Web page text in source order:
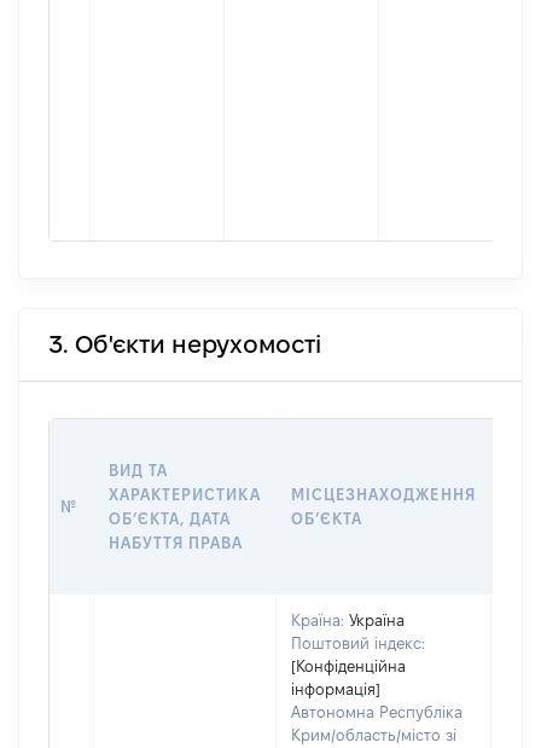
3. Об'єкти нерухомості
№
ВИД ТА
ХАРАКТЕРИСТИКА
ОБʼЄКТА, ДАТА
НАБУТТЯ ПРАВА
МІСЦЕЗНАХОДЖЕННЯ
ОБʼЄКТА
Країна: Україна
Поштовий індекс:
[Конфіденційна
інформація]
Автономна Республіка
Крим/область/місто зі